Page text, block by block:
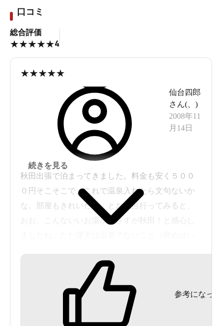
口コミ
総合評価
★★★★★4
★★★★★
仙台四郎
さん(
)
2008年11
月14日
秋田出張で泊まってきました。料金も安く５００
０円そこそこで、これで温泉入れたら文句ないか
な。部屋もきれいだし。とお風呂行ってみると、
おお、こんないいお湯が！さすが秋田！と感心し
の値段でこの部屋で、この風呂でと考えたら大満
足でした。マッサージも上手でぐっすり眠れまし
続きを見る
参考になった